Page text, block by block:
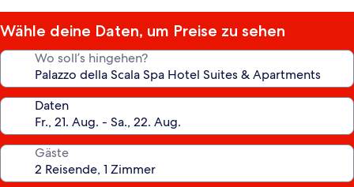
Wähle deine Daten, um Preise zu sehen
Wo soll’s hingehen?
Daten
Gäste